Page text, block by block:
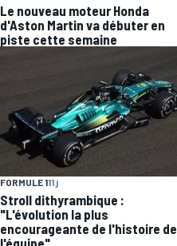
Le nouveau moteur Honda
d'Aston Martin va débuter en
piste cette semaine
FORMULE 111 j
Stroll dithyrambique :
"L'évolution la plus
encourageante de l'histoire de
l'équipe"